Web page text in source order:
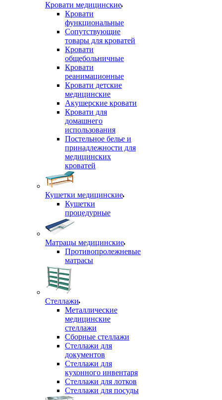
Кровати медицинские
Кровати
функциональные
Сопутствующие
товары для кроватей
Кровати
общебольничные
Кровати
реанимационные
Кровати детские
медицинские
Акушерские кровати
Кровати для
домашнего
использования
Постельное белье и
принадлежности для
медицинских
кроватей
Кушетки медицинские
Кушетки
процедурные
Матрацы медицинские
Противопролежневые
матрасы
Стеллажи
Металлические
медицинские
стеллажи
Сборные стеллажи
Стеллажи для
документов
Стеллажи для
кухонного инвентаря
Стеллажи для лотков
Стеллажи для посуды